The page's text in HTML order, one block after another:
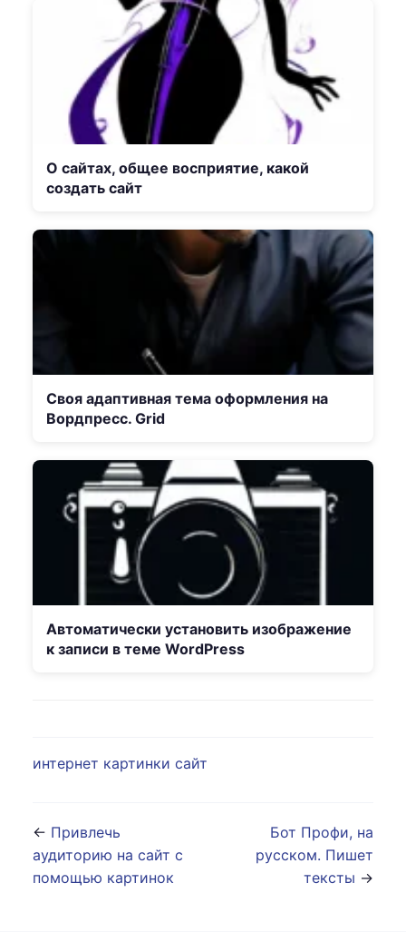
О сайтах, общее восприятие, какой
создать сайт
Своя адаптивная тема оформления на
Вордпресс. Grid
Автоматически установить изображение
к записи в теме WordPress
интернет картинки сайт
← Привлечь
аудиторию на сайт с
помощью картинок
Бот Профи, на
русском. Пишет
тексты →